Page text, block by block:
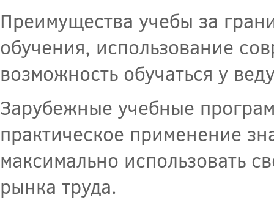
Преимущества учебы за
обучения, использование
возможность обучаться у
Зарубежные учебные
практическое применение
максимально использовать
рынка труда.